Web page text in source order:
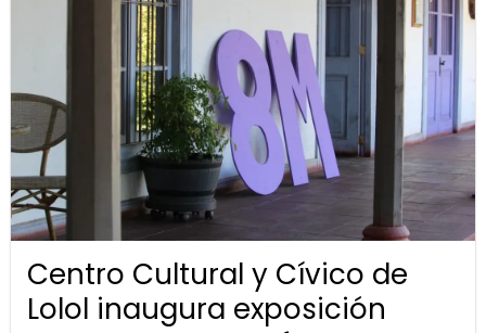
Centro Cultural y Cívico de
Lolol inaugura exposición